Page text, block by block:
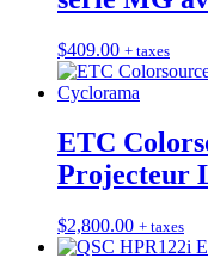
$409.00 + taxes
ETC
Projecteur
$2,800.00 + taxes